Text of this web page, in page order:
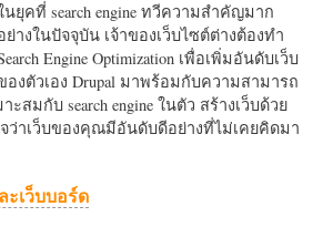
นยุคที่ search engine ทวีความสำคัญมาก
ย่างในปัจจุบัน เจ้าของเว็บไซต์ต่างต้องทำ
Engine Optimization เพื่อเพิ่มอันดับเว็บ
องตัวเอง Drupal มาพร้อมกับความสามารถ
สมกับ search engine ในตัว สร้างเว็บด้วย
ว่าเว็บของคุณมีอันดับดีอย่างที่ไม่เคยคิดมา
เว็บบอร์ด